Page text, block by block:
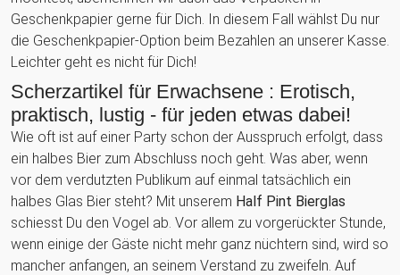
Geschenkpapier gerne für Dich. In diesem Fall wählst Du nur
die Geschenkpapier-Option beim Bezahlen an unserer Kasse.
Leichter geht es nicht für Dich!
Scherzartikel für Erwachsene : Erotisch,
praktisch, lustig - für jeden etwas dabei!
Wie oft ist auf einer Party schon der Ausspruch erfolgt, dass
ein halbes Bier zum Abschluss noch geht. Was aber, wenn
vor dem verdutzten Publikum auf einmal tatsächlich ein
halbes Glas Bier steht? Mit unserem Half Pint Bierglas
schiesst Du den Vogel ab. Vor allem zu vorgerückter Stunde,
wenn einige der Gäste nicht mehr ganz nüchtern sind, wird so
mancher anfangen, an seinem Verstand zu zweifeln. Auf